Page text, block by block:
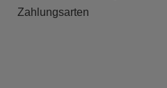
Zahlungsarten